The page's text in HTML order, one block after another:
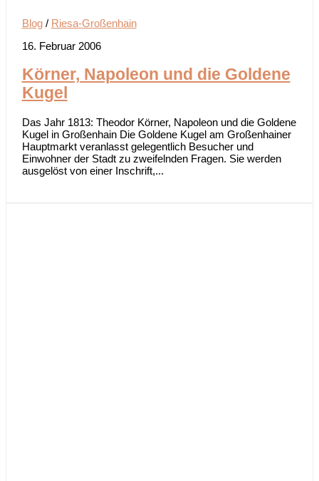
Blog/ Riesa-Großenhain
16. Februar 2006
Körner, Napoleon und die Goldene
Kugel
Das Jahr 1813: Theodor Körner, Napoleon und die Goldene
Kugel in Großenhain Die Goldene Kugel am Großenhainer
Hauptmarkt veranlasst gelegentlich Besucher und
Einwohner der Stadt zu zweifelnden Fragen. Sie werden
ausgelöst von einer Inschrift,...